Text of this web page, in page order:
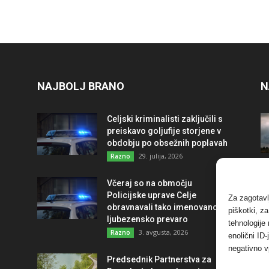
Za
piškotki,
tehnologije
enolični
negativno
NAJBOLJ BRANO
Celjski kriminalisti zaključili s
preiskavo goljufije storjene v
obdobju po obsežnih poplavah
Razno 29. julija, 2026
Včeraj so na območju
Policijske uprave Celje
obravnavali tako imenovano
ljubezensko prevaro
Razno 3. avgusta, 2026
Predsednik Partnerstva za